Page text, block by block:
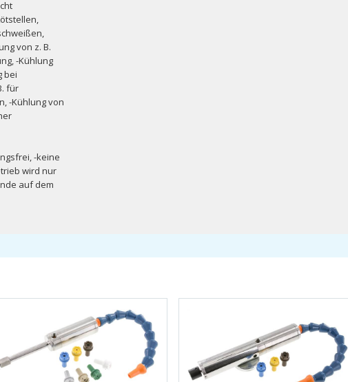
von z. B.
-Kühlung
bei
für
-Kühlung von
-keine
wird nur
auf dem